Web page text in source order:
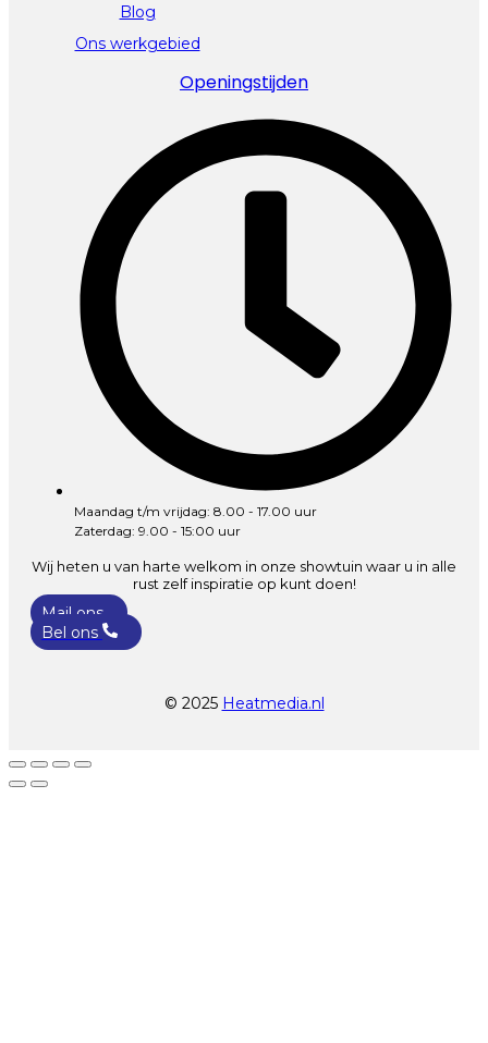
Blog
Ons werkgebied
Openingstijden
Maandag t/m vrijdag: 8.00 - 17.00 uur
Zaterdag: 9.00 - 15:00 uur
Wij heten u van harte welkom in onze showtuin waar u in alle
rust zelf inspiratie op kunt doen!
Mail ons
Bel ons
© 2025 Heatmedia.nl